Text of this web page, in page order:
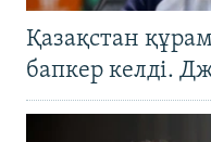
Қазақстан
бапкер келді.